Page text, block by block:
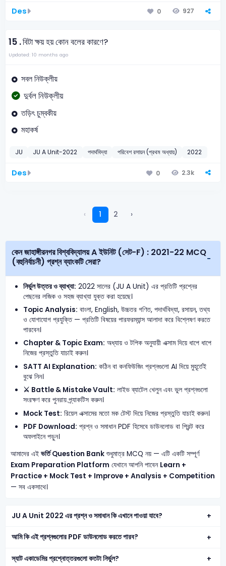
Des 0 927
15 .বিটা ক্ষয় হয় কোন বলের কারণে?
Updated: 10 months ago
সবল নিউক্লীয়
দুর্বল নিউক্লীয়
তড়িৎ চুম্বকীয়
মহাকর্ষ
JU JU A Unit-2022 পদার্থবিদ্যা পরিবেশ রসায়ন (প্রথম অধ্যায়) 2022
Des 0 2.3k
‹ 1 2 ›
কেন জাহাঙ্গীরনগর বিশ্ববিদ্যালয় A ইউনিট (সেট-F) : 2021-22 MCQ
(বহুনির্বাচনী) প্রশ্ন ব্যাংকটি সেরা?
নির্ভুল উত্তর ও ব্যাখ্যা: 2022 সালের (JU A Unit) এর প্রতিটি প্রশ্নের
পেছনের লজিক ও সহজ ব্যাখ্যা যুক্ত করা হয়েছে।
Topic Analysis: বাংলা, English, উচ্চতর গণিত, পদার্থবিদ্যা, রসায়ন, তথ্য
ও যোগাযোগ প্রযুক্তি — প্রতিটি বিষয়ের পারফরম্যান্স আলাদা করে বিশ্লেষণ করতে
পারবেন।
Chapter & Topic Exam: অধ্যায় ও টপিক অনুযায়ী এক্সাম দিয়ে ধাপে ধাপে
নিজের প্রস্তুতি যাচাই করুন।
SATT AI Explanation: কঠিন বা কনফিউজিং প্রশ্নগুলো AI দিয়ে মুহূর্তেই
বুঝে নিন।
⚔️ Battle & Mistake Vault: লাইভ ব্যাটেল খেলুন এবং ভুল প্রশ্নগুলো
সংরক্ষণ করে পুনরায় প্র্যাকটিস করুন।
Mock Test: রিয়েল এক্সামের মতো মক টেস্ট দিয়ে নিজের প্রস্তুতি যাচাই করুন।
PDF Download: প্রশ্ন ও সমাধান PDF হিসেবে ডাউনলোড বা প্রিন্ট করে
অফলাইনে পড়ুন।
আমাদের এই ভর্তি Question Bankশুধুমাত্র MCQ নয় — এটি একটি সম্পূর্ণ
Exam Preparation Platform যেখানে আপনি পাবেন Learn +
Practice + Mock Test + Improve + Analysis + Competition
— সব একসাথে।
JU A Unit 2022 এর প্রশ্ন ও সমাধান কি এখানে পাওয়া যাবে?
আমি কি এই প্রশ্নগুলোর PDF ডাউনলোড করতে পারব?
স্যাট একাডেমির প্রশ্নোত্তরগুলো কতটা নির্ভুল?